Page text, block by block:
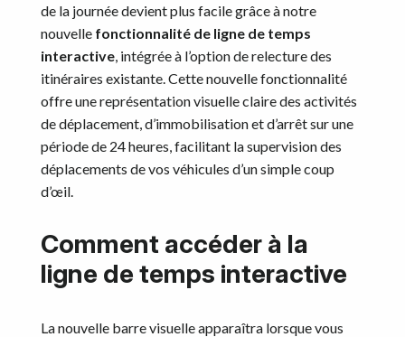
de la journée devient plus facile grâce à notre
nouvelle fonctionnalité de ligne de temps
interactive , intégrée à l’option de relecture des
itinéraires existante. Cette nouvelle fonctionnalité
offre une représentation visuelle claire des activités
de déplacement, d’immobilisation et d’arrêt sur une
période de 24 heures, facilitant la supervision des
déplacements de vos véhicules d’un simple coup
d’œil.
Comment accéder à la
ligne de temps interactive
La nouvelle barre visuelle apparaîtra lorsque vous